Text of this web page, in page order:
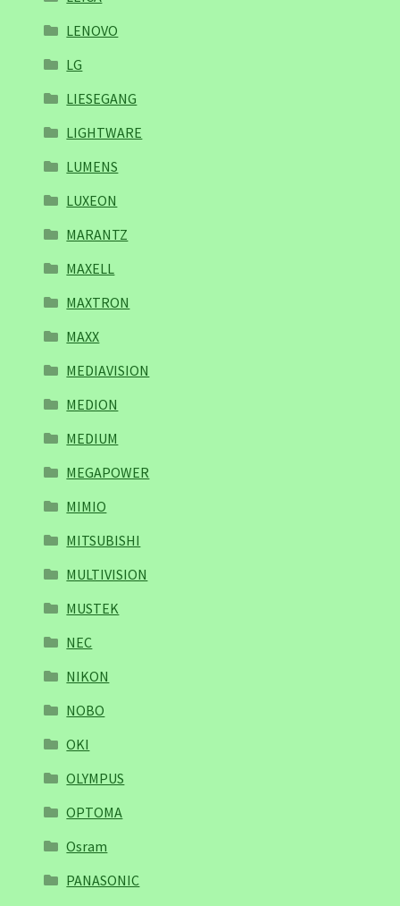
LENOVO
LG
LIESEGANG
LIGHTWARE
LUMENS
LUXEON
MARANTZ
MAXELL
MAXTRON
MAXX
MEDIAVISION
MEDION
MEDIUM
MEGAPOWER
MIMIO
MITSUBISHI
MULTIVISION
MUSTEK
NEC
NIKON
NOBO
OKI
OLYMPUS
OPTOMA
Osram
PANASONIC